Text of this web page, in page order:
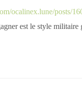
ocalinex.lune/posts/
est le style militaire